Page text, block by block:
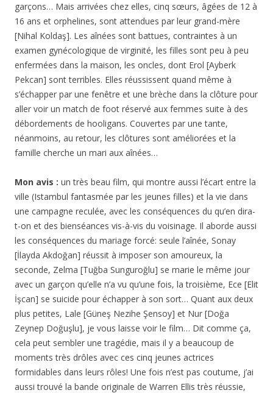
garçons… Mais arrivées chez elles, cinq sœurs, âgées de 12 à
16 ans et orphelines, sont attendues par leur grand-mère
[Nihal Koldaş]. Les aînées sont battues, contraintes à un
examen gynécologique de virginité, les filles sont peu à peu
enfermées dans la maison, les oncles, dont Erol [Ayberk
Pekcan] sont terribles. Elles réussissent quand même à
s’échapper par une fenêtre et une brèche dans la clôture pour
aller voir un match de foot réservé aux femmes suite à des
débordements de hooligans. Couvertes par une tante,
néanmoins, au retour, les clôtures sont améliorées et la
famille cherche un mari aux aînées…
Mon avis : un très beau film, qui montre aussi l’écart entre la
ville (Istambul fantasmée par les jeunes filles) et la vie dans
une campagne reculée, avec les conséquences du qu’en dira-
t-on et des bienséances vis-à-vis du voisinage. Il aborde aussi
les conséquences du mariage forcé: seule l’aînée, Sonay
[İlayda Akdoğan] réussit à imposer son amoureux, la
seconde, Zelma [Tuğba Sunguroğlu] se marie le même jour
avec un garçon qu’elle n’a vu qu’une fois, la troisième, Ece [Elit
İşcan] se suicide pour échapper à son sort… Quant aux deux
plus petites, Lale [Güneş Nezihe Şensoy] et Nur [Doğa
Zeynep Doğuşlu], je vous laisse voir le film… Dit comme ça,
cela peut sembler une tragédie, mais il y a beaucoup de
moments très drôles avec ces cinq jeunes actrices
formidables dans leurs rôles! Une fois n’est pas coutume, j’ai
aussi trouvé la bande originale de Warren Ellis très réussie,